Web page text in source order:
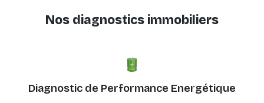
Nos diagnostics immobiliers
Diagnostic de Performance Energétique